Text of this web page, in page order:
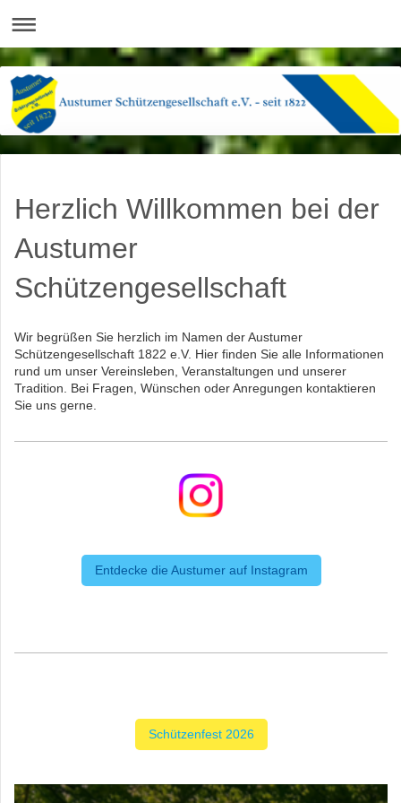
Herzlich Willkommen bei der
Austumer
Schützengesellschaft
Wir begrüßen Sie herzlich im Namen der Austumer
Schützengesellschaft 1822 e.V. Hier finden Sie alle Informationen
rund um unser Vereinsleben, Veranstaltungen und unserer
Tradition. Bei Fragen, Wünschen oder Anregungen kontaktieren
Sie uns gerne.
Entdecke die Austumer auf Instagram
Schützenfest 2026